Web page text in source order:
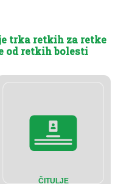
ČITULJE
trka retkih za retke
od retkih bolesti